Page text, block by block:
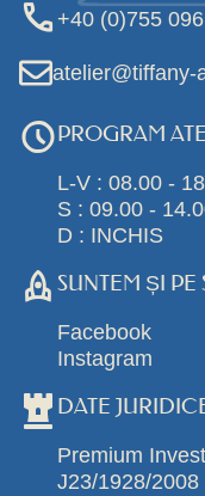
+40 (0)755
atelier@tiffany-
PROGRAM
L-V : 08.00 -
S : 09.00 -
D : INCHIS
SUNTEM ȘI
Facebook
Instagram
DATE
Premium
J23/1928/2008